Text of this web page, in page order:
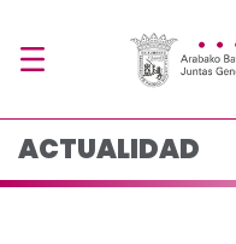
Firma de
ACTUALIDAD